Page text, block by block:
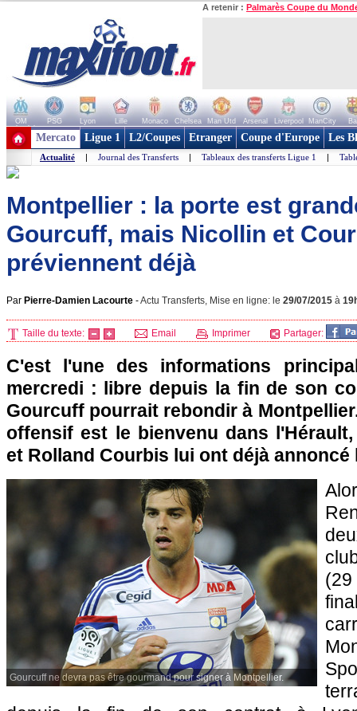
A retenir : Palmarès Coupe du
OM PSG Lyon Lille Monaco Chelsea Man Utd Arsenal Liverpool ManCity
+ de clubs
Mercato Ligue 1 L2/Coupes Etranger Coupe d'Europe Les
Actualité | Journal des Transferts | Tableaux des transferts Ligue 1 |
Montpellier : la porte est
Gourcuff, mais Nicollin et
préviennent déjà
Par Pierre-Damien Lacourte -Actu Transferts, Mise en ligne: le 29/07/2015 à
Taille du texte: Email Imprimer Partager:
C'est l'une des informations
mercredi : libre depuis la fin de son
Gourcuff pourrait rebondir à
offensif est le bienvenu dans
et Rolland Courbis lui ont déjà annoncé
Gourcuff ne devra pas être gourmand pour signer à Montpellier.